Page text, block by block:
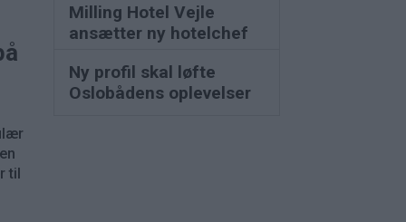
til
Milling Hotel Vejle
ansætter ny hotelchef
Ny profil skal løfte
Oslobådens oplevelser